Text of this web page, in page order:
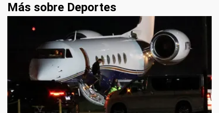
Más sobre Deportes